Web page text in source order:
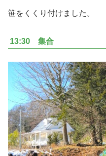
笹をくくり付けました。
13:30 集合